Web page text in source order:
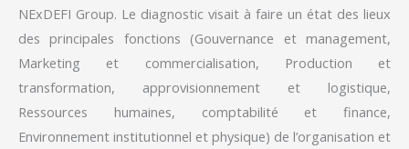
NExDEFI Group. Le diagnostic visait à faire un état des lieux
des principales fonctions (Gouvernance et management,
Marketing et commercialisation, Production et
transformation, approvisionnement et logistique,
Ressources humaines, comptabilité et finance,
Environnement institutionnel et physique) de l’organisation et